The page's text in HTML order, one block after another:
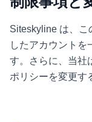
Siteskyline は、こ
したアカウントを
す。さらに、当社
ポリシーを変更す